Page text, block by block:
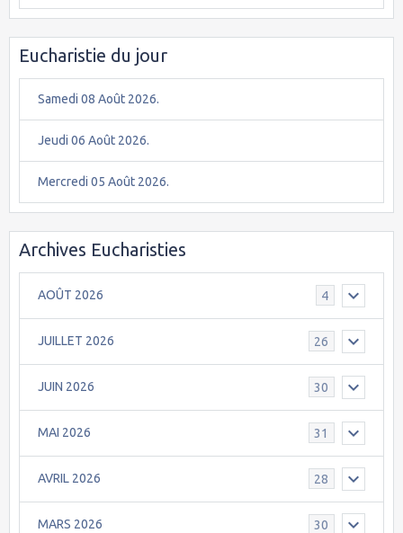
Eucharistie du jour
Samedi 08 Août 2026.
Jeudi 06 Août 2026.
Mercredi 05 Août 2026.
Archives Eucharisties
AOÛT 2026 4
JUILLET 2026 26
JUIN 2026 30
MAI 2026 31
AVRIL 2026 28
MARS 2026 30